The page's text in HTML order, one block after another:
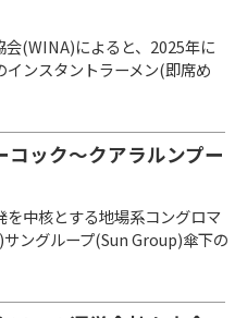
(WINA)によると、2025年に
インスタントラーメン(即席め
ック～クアラルンプー
中核とする地場系コングロマ
ングループ(Sun Group)傘下の